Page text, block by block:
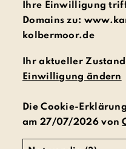
Ihre Einwilligung
Domains zu:
kolbermoor.de
Ihr aktueller
Einwilligung ändern
Die Cookie-
am 27/07/2026 von